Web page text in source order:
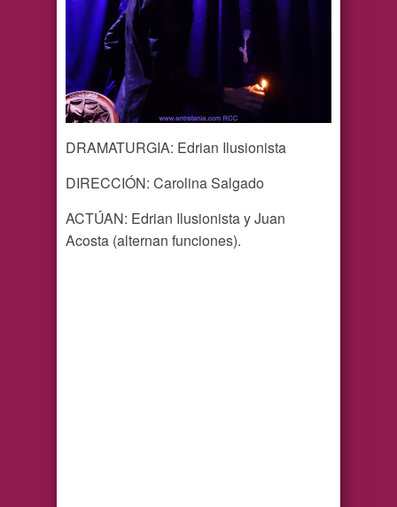
DRAMATURGIA: Edrian Ilusionista
DIRECCIÓN: Carolina Salgado
ACTÚAN: Edrian Ilusionista y Juan
Acosta (alternan funciones).